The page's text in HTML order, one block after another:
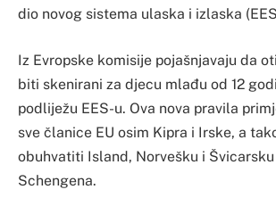
dio novog sistema ulaska i izlaska
Iz Evropske komisije pojašnjavaju da
biti skenirani za djecu mlađu od 12
podliježu EES-u. Ova nova pravila
sve članice EU osim Kipra i Irske, a
obuhvatiti Island, Norvešku i
Schengena.